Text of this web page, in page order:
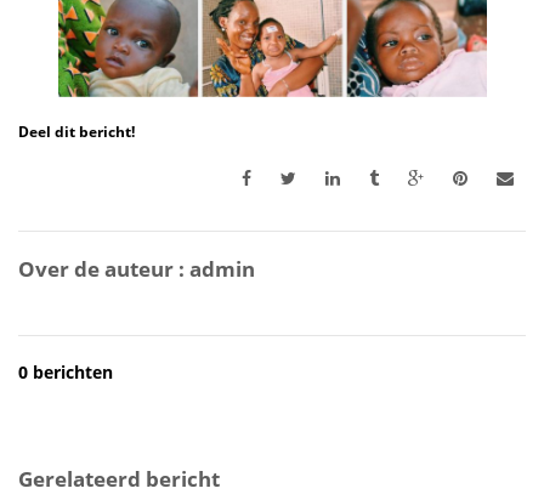
Deel dit bericht!
Over de auteur : admin
0 berichten
Gerelateerd bericht